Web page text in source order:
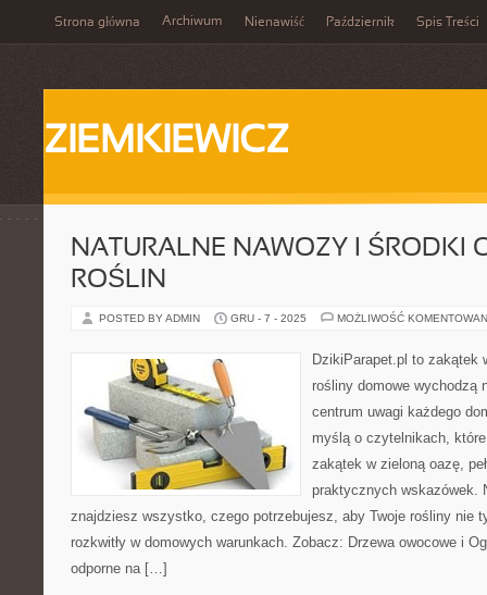
Strona główna Archiwum Nienawiść Październik Spis Treści
ZIEMKIEWICZ
NATURALNE NAWOZY I ŚRODKI
ROŚLIN
POSTED BY ADMIN GRU - 7 - 2025 MOŻLIWOŚĆ
DzikiParapet.pl to zakątek
rośliny domowe wychodzą
centrum uwagi każdego
myślą o czytelnikach,
zakątek w zieloną oazę,
praktycznych wskazówek.
znajdziesz wszystko, czego potrzebujesz, aby Twoje rośliny nie
rozkwitły w domowych warunkach. Zobacz: Drzewa owocowe i
odporne na […]